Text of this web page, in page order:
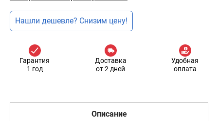
Нашли дешевле? Снизим цену!
Гарантия
1 год
Доставка
от 2 дней
Удобная
оплата
Описание